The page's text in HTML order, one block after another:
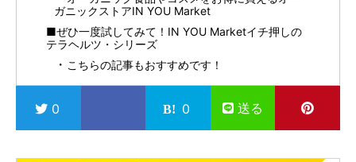
ガニックストアIN YOU Market
■ぜひ一度試してみて！IN YOU Marketイチ押しの
テラヘルツ・シリーズ
こちらの記事もおすすめです！
0 0 送る